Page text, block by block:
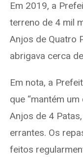
Em 2019, a
terreno de 4 mil
Anjos de Quatro
abrigava cerca
Em nota, a
que “mantém
Anjos de 4
errantes. Os
feitos